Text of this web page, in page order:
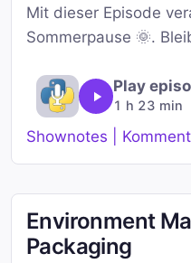
Mit dieser Episode
Sommerpause 🌞.
Play
1 h 23 min
Shownotes |
Environment
Packaging